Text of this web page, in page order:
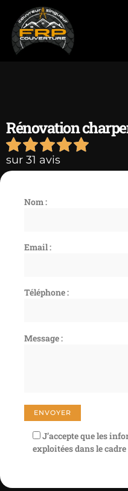
Rénovation
sur 31 avis
Nom :
Email :
Téléphone :
Message :
J’accepte que les
exploitées dans le